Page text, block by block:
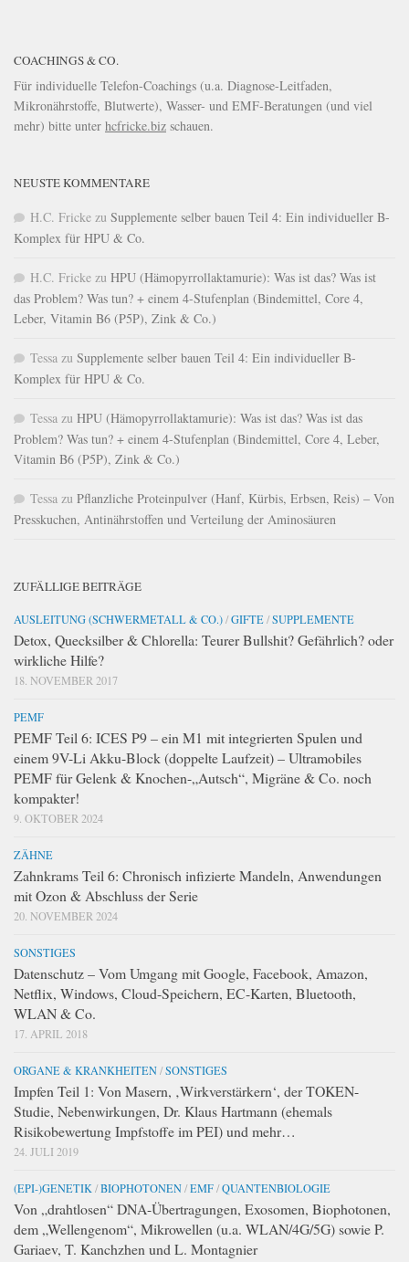
COACHINGS & CO.
Für individuelle Telefon-Coachings (u.a. Diagnose-Leitfaden,
Mikronährstoffe, Blutwerte), Wasser- und EMF-Beratungen (und viel
mehr) bitte unter hcfricke.biz schauen.
NEUSTE KOMMENTARE
H.C. Fricke zu Supplemente selber bauen Teil 4: Ein individueller B-
Komplex für HPU & Co.
H.C. Fricke zu HPU (Hämopyrrollaktamurie): Was ist das? Was ist
das Problem? Was tun? + einem 4-Stufenplan (Bindemittel, Core 4,
Leber, Vitamin B6 (P5P), Zink & Co.)
Tessa zu Supplemente selber bauen Teil 4: Ein individueller B-
Komplex für HPU & Co.
Tessa zu HPU (Hämopyrrollaktamurie): Was ist das? Was ist das
Problem? Was tun? + einem 4-Stufenplan (Bindemittel, Core 4, Leber,
Vitamin B6 (P5P), Zink & Co.)
Tessa zu Pflanzliche Proteinpulver (Hanf, Kürbis, Erbsen, Reis) – Von
Presskuchen, Antinährstoffen und Verteilung der Aminosäuren
ZUFÄLLIGE BEITRÄGE
AUSLEITUNG (SCHWERMETALL & CO.)/GIFTE/SUPPLEMENTE
Detox, Quecksilber & Chlorella: Teurer Bullshit? Gefährlich? oder
wirkliche Hilfe?
18. NOVEMBER 2017
PEMF
PEMF Teil 6: ICES P9 – ein M1 mit integrierten Spulen und
einem 9V-Li Akku-Block (doppelte Laufzeit) – Ultramobiles
PEMF für Gelenk & Knochen-„Autsch“, Migräne & Co. noch
kompakter!
9. OKTOBER 2024
ZÄHNE
Zahnkrams Teil 6: Chronisch infizierte Mandeln, Anwendungen
mit Ozon & Abschluss der Serie
20. NOVEMBER 2024
SONSTIGES
Datenschutz – Vom Umgang mit Google, Facebook, Amazon,
Netflix, Windows, Cloud-Speichern, EC-Karten, Bluetooth,
WLAN & Co.
17. APRIL 2018
ORGANE & KRANKHEITEN/SONSTIGES
Impfen Teil 1: Von Masern, ‚Wirkverstärkern‘, der TOKEN-
Studie, Nebenwirkungen, Dr. Klaus Hartmann (ehemals
Risikobewertung Impfstoffe im PEI) und mehr…
24. JULI 2019
(EPI-)GENETIK /BIOPHOTONEN/EMF/QUANTENBIOLOGIE
Von „drahtlosen“ DNA-Übertragungen, Exosomen, Biophotonen,
dem „Wellengenom“, Mikrowellen (u.a. WLAN/4G/5G) sowie P.
Gariaev, T. Kanchzhen und L. Montagnier